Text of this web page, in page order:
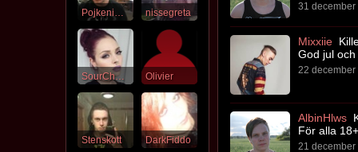
PojkeniSvart nissegreta
SourCherry Olivier
Stenskott DarkFiddo
31 december
Mixxiie
God jul
22 december
AlbinHlws
För alla
21 december